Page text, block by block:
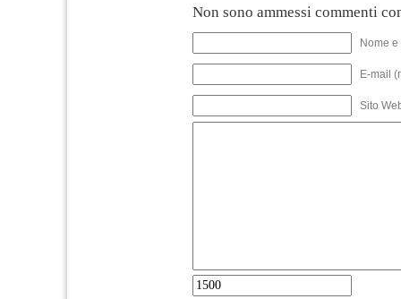
Non sono ammessi commenti
Nome
E-mail
Sito